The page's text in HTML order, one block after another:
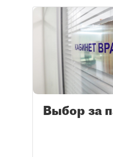
Выбор за